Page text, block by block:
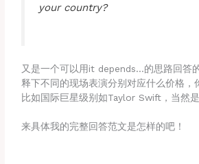
your country?
又是一个可以用it depends…的思路回答
释下不同的现场表演分别对应什么价格，
比如国际巨星级别如Taylor Swift，当然是
来具体我的完整回答范文是怎样的吧！